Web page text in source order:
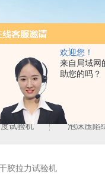
欢迎您！
来自局域网
助您的吗？
试验机 泡沫压陷
胶拉力试验机